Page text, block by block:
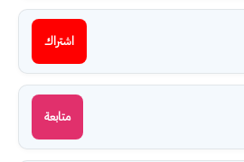
اشتراك
متابعة